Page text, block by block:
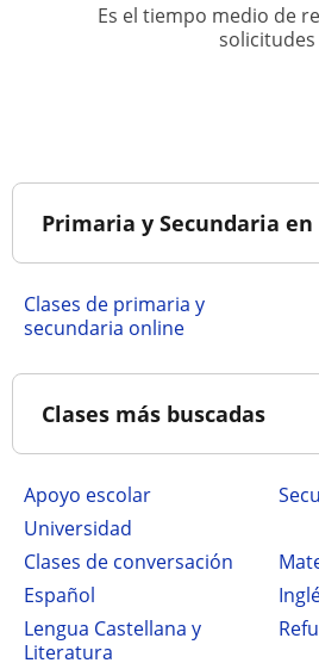
Es el tiempo medio de
solicitudes
Primaria y Secundaria en
Clases de primaria y
secundaria online
Clases más buscadas
Apoyo escolar
Universidad
Clases de conversación
Español
Lengua Castellana y
Literatura